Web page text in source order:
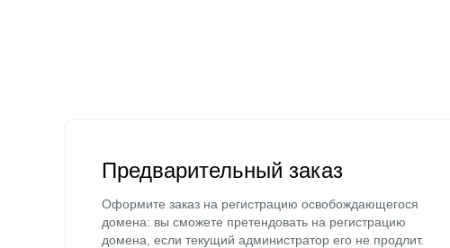
Предварительный заказ
Оформите заказ на регистрацию освобождающегося
домена: вы сможете претендовать на регистрацию
домена, если текущий администратор его не продлит.